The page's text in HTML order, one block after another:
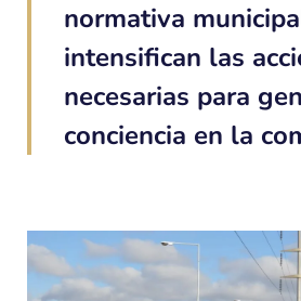
normativa
intensifican las
necesarias para
conciencia en la